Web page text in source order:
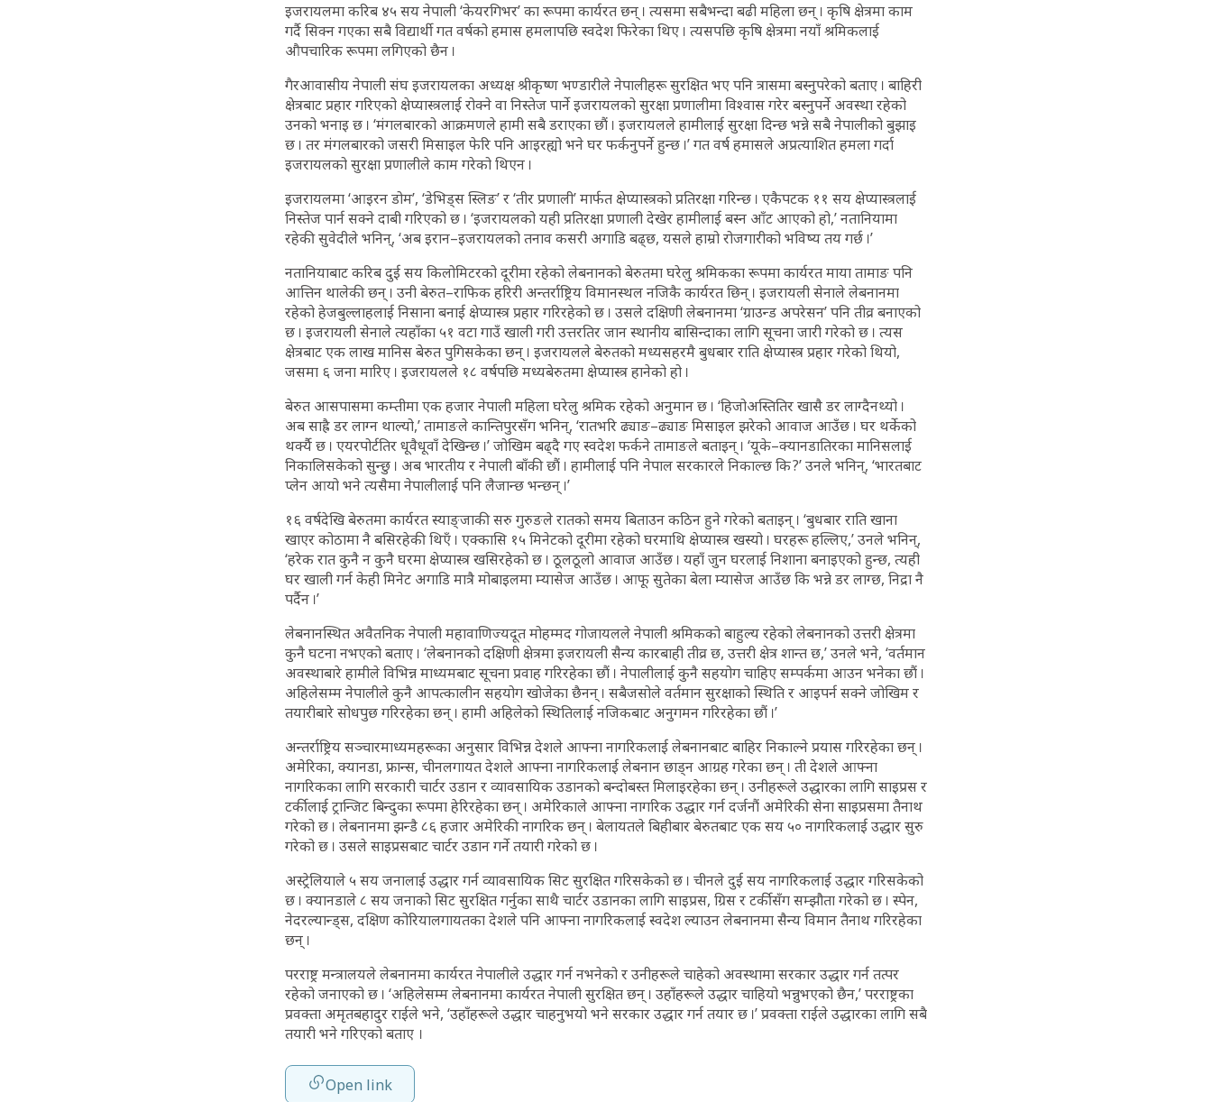
इजरायलमा करिब ४५ सय नेपाली ‘केयरगिभर’ का रूपमा कार्यरत छन् । त्यसमा सबैभन्दा बढी महिला छन् । कृषि क्षेत्रमा काम
गर्दै सिक्न गएका सबै विद्यार्थी गत वर्षको हमास हमलापछि स्वदेश फिरेका थिए । त्यसपछि कृषि क्षेत्रमा नयाँ श्रमिकलाई
औपचारिक रूपमा लगिएको छैन ।
गैरआवासीय नेपाली संघ इजरायलका अध्यक्ष श्रीकृष्ण भण्डारीले नेपालीहरू सुरक्षित भए पनि त्रासमा बस्नुपरेको बताए । बाहिरी
क्षेत्रबाट प्रहार गरिएको क्षेप्यास्त्रलाई रोक्ने वा निस्तेज पार्ने इजरायलको सुरक्षा प्रणालीमा विश्वास गरेर बस्नुपर्ने अवस्था रहेको
उनको भनाइ छ । ‘मंगलबारको आक्रमणले हामी सबै डराएका छौं । इजरायलले हामीलाई सुरक्षा दिन्छ भन्ने सबै नेपालीको बुझाइ
छ । तर मंगलबारको जसरी मिसाइल फेरि पनि आइरह्यो भने घर फर्कनुपर्ने हुन्छ ।’ गत वर्ष हमासले अप्रत्याशित हमला गर्दा
इजरायलको सुरक्षा प्रणालीले काम गरेको थिएन ।
इजरायलमा ‘आइरन डोम’, ‘डेभिड्स स्लिङ’ र ‘तीर प्रणाली’ मार्फत क्षेप्यास्त्रको प्रतिरक्षा गरिन्छ । एकैपटक ११ सय क्षेप्यास्त्रलाई
निस्तेज पार्न सक्ने दाबी गरिएको छ । ‘इजरायलको यही प्रतिरक्षा प्रणाली देखेर हामीलाई बस्न आँट आएको हो,’ नतानियामा
रहेकी सुवेदीले भनिन्, ‘अब इरान–इजरायलको तनाव कसरी अगाडि बढ्छ, यसले हाम्रो रोजगारीको भविष्य तय गर्छ ।’
नतानियाबाट करिब दुई सय किलोमिटरको दूरीमा रहेको लेबनानको बेरुतमा घरेलु श्रमिकका रूपमा कार्यरत माया तामाङ पनि
आत्तिन थालेकी छन् । उनी बेरुत–राफिक हरिरी अन्तर्राष्ट्रिय विमानस्थल नजिकै कार्यरत छिन् । इजरायली सेनाले लेबनानमा
रहेको हेजबुल्लाहलाई निसाना बनाई क्षेप्यास्त्र प्रहार गरिरहेको छ । उसले दक्षिणी लेबनानमा ‘ग्राउन्ड अपरेसन’ पनि तीव्र बनाएको
छ । इजरायली सेनाले त्यहाँका ५१ वटा गाउँ खाली गरी उत्तरतिर जान स्थानीय बासिन्दाका लागि सूचना जारी गरेको छ । त्यस
क्षेत्रबाट एक लाख मानिस बेरुत पुगिसकेका छन् । इजरायलले बेरुतको मध्यसहरमै बुधबार राति क्षेप्यास्त्र प्रहार गरेको थियो,
जसमा ६ जना मारिए । इजरायलले १८ वर्षपछि मध्यबेरुतमा क्षेप्यास्त्र हानेको हो ।
बेरुत आसपासमा कम्तीमा एक हजार नेपाली महिला घरेलु श्रमिक रहेको अनुमान छ । ‘हिजोअस्तितिर खासै डर लाग्दैनथ्यो ।
अब साह्रै डर लाग्न थाल्यो,’ तामाङले कान्तिपुरसँग भनिन्, ‘रातभरि ढ्याङ–ढ्याङ मिसाइल झरेको आवाज आउँछ । घर थर्केको
थर्क्यै छ । एयरपोर्टतिर धूवैधूवाँ देखिन्छ ।’ जोखिम बढ्दै गए स्वदेश फर्कने तामाङले बताइन् । ‘यूके–क्यानडातिरका मानिसलाई
निकालिसकेको सुन्छु । अब भारतीय र नेपाली बाँकी छौं । हामीलाई पनि नेपाल सरकारले निकाल्छ कि ?’ उनले भनिन्, ‘भारतबाट
प्लेन आयो भने त्यसैमा नेपालीलाई पनि लैजान्छ भन्छन् ।’
१६ वर्षदेखि बेरुतमा कार्यरत स्याङ्जाकी सरु गुरुङले रातको समय बिताउन कठिन हुने गरेको बताइन् । ‘बुधबार राति खाना
खाएर कोठामा नै बसिरहेकी थिएँ । एक्कासि १५ मिनेटको दूरीमा रहेको घरमाथि क्षेप्यास्त्र खस्यो । घरहरू हल्लिए,’ उनले भनिन्,
‘हरेक रात कुनै न कुनै घरमा क्षेप्यास्त्र खसिरहेको छ । ठूलठूलो आवाज आउँछ । यहाँ जुन घरलाई निशाना बनाइएको हुन्छ, त्यही
घर खाली गर्न केही मिनेट अगाडि मात्रै मोबाइलमा म्यासेज आउँछ । आफू सुतेका बेला म्यासेज आउँछ कि भन्ने डर लाग्छ, निद्रा नै
पर्दैन ।’
लेबनानस्थित अवैतनिक नेपाली महावाणिज्यदूत मोहम्मद गोजायलले नेपाली श्रमिकको बाहुल्य रहेको लेबनानको उत्तरी क्षेत्रमा
कुनै घटना नभएको बताए । ‘लेबनानको दक्षिणी क्षेत्रमा इजरायली सैन्य कारबाही तीव्र छ, उत्तरी क्षेत्र शान्त छ,’ उनले भने, ‘वर्तमान
अवस्थाबारे हामीले विभिन्न माध्यमबाट सूचना प्रवाह गरिरहेका छौं । नेपालीलाई कुनै सहयोग चाहिए सम्पर्कमा आउन भनेका छौं ।
अहिलेसम्म नेपालीले कुनै आपत्कालीन सहयोग खोजेका छैनन् । सबैजसोले वर्तमान सुरक्षाको स्थिति र आइपर्न सक्ने जोखिम र
तयारीबारे सोधपुछ गरिरहेका छन् । हामी अहिलेको स्थितिलाई नजिकबाट अनुगमन गरिरहेका छौं ।’
अन्तर्राष्ट्रिय सञ्चारमाध्यमहरूका अनुसार विभिन्न देशले आफ्ना नागरिकलाई लेबनानबाट बाहिर निकाल्ने प्रयास गरिरहेका छन् ।
अमेरिका, क्यानडा, फ्रान्स, चीनलगायत देशले आफ्ना नागरिकलाई लेबनान छाड्न आग्रह गरेका छन् । ती देशले आफ्ना
नागरिकका लागि सरकारी चार्टर उडान र व्यावसायिक उडानको बन्दोबस्त मिलाइरहेका छन् । उनीहरूले उद्धारका लागि साइप्रस र
टर्कीलाई ट्रान्जिट बिन्दुका रूपमा हेरिरहेका छन् । अमेरिकाले आफ्ना नागरिक उद्धार गर्न दर्जनौं अमेरिकी सेना साइप्रसमा तैनाथ
गरेको छ । लेबनानमा झन्डै ८६ हजार अमेरिकी नागरिक छन् । बेलायतले बिहीबार बेरुतबाट एक सय ५० नागरिकलाई उद्धार सुरु
गरेको छ । उसले साइप्रसबाट चार्टर उडान गर्ने तयारी गरेको छ ।
अस्ट्रेलियाले ५ सय जनालाई उद्धार गर्न व्यावसायिक सिट सुरक्षित गरिसकेको छ । चीनले दुई सय नागरिकलाई उद्धार गरिसकेको
छ । क्यानडाले ८ सय जनाको सिट सुरक्षित गर्नुका साथै चार्टर उडानका लागि साइप्रस, ग्रिस र टर्कीसँग सम्झौता गरेको छ । स्पेन,
नेदरल्यान्ड्स, दक्षिण कोरियालगायतका देशले पनि आफ्ना नागरिकलाई स्वदेश ल्याउन लेबनानमा सैन्य विमान तैनाथ गरिरहेका
छन् ।
परराष्ट्र मन्त्रालयले लेबनानमा कार्यरत नेपालीले उद्धार गर्न नभनेको र उनीहरूले चाहेको अवस्थामा सरकार उद्धार गर्न तत्पर
रहेको जनाएको छ । ‘अहिलेसम्म लेबनानमा कार्यरत नेपाली सुरक्षित छन् । उहाँहरूले उद्धार चाहियो भन्नुभएको छैन,’ परराष्ट्रका
प्रवक्ता अमृतबहादुर राईले भने, ‘उहाँहरूले उद्धार चाहनुभयो भने सरकार उद्धार गर्न तयार छ ।’ प्रवक्ता राईले उद्धारका लागि सबै
तयारी भने गरिएको बताए ।
Open link